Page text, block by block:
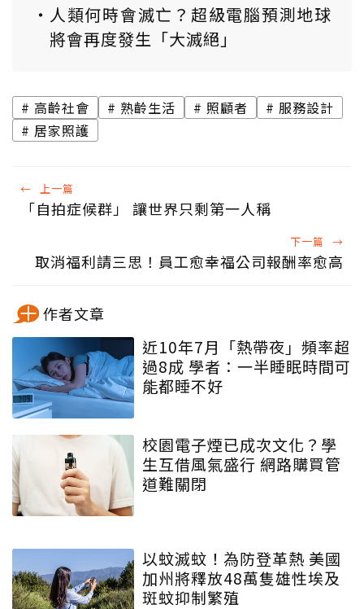
人類何時會滅亡？超級電腦預測地球
將會再度發生「大滅絕」
高齡社會 熟齡生活 照顧者
服務設計
居家照護
← 上一篇
「自拍症候群」 讓世界只剩第一人稱
下一篇 →
取消福利請三思！員工愈幸福公司報酬率愈高
作者文章
近10年7月「熱帶夜」頻率超
過8成 學者：一半睡眠時間可
能都睡不好
校園電子煙已成次文化？學
生互借風氣盛行 網路購買管
道難關閉
以蚊滅蚊！為防登革熱 美國
加州將釋放48萬隻雄性埃及
斑蚊抑制繁殖